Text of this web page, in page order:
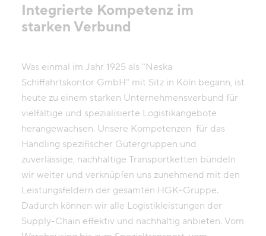
Integrierte Kompetenz im
starken Verbund
Was einmal im Jahr 1925 als "Neska
Schiffahrtskontor GmbH" mit Sitz in Köln begann, ist
heute zu einem starken Unternehmensverbund für
vielfältige und spezialisierte Logistikangebote
herangewachsen. Unsere Kompetenzen für das
Handling spezifischer Gütergruppen und
zuverlässige, nachhaltige Transportketten bündeln
wir weiter und verknüpfen uns zunehmend mit den
Leistungsfeldern der gesamten HGK-Gruppe.
Dadurch können wir alle Logistikleistungen der
Supply-Chain effektiv und nachhaltig anbieten. Vom